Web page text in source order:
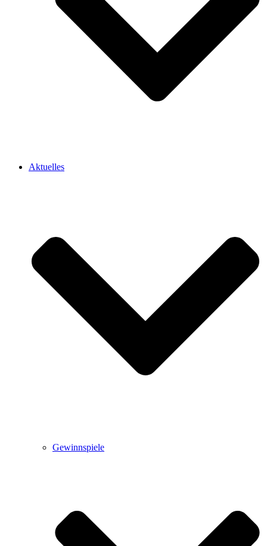
Aktuelles
Gewinnspiele